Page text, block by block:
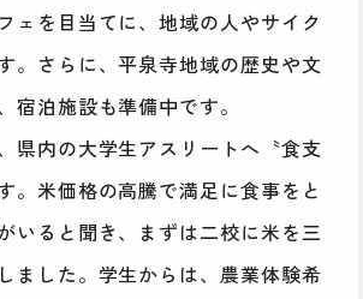
ェを目当てに、地域の人やサイク
。さらに、平泉寺地域の歴史や文
宿泊施設も準備中です。
県内の大学生アスリートへ〝食支
。米価格の高騰で満足に食事をと
いると聞き、まずは二校に米を三
ました。学生からは、農業体験希